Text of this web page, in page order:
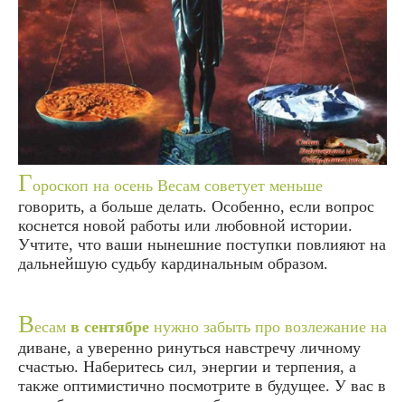
Гороскоп на осень Весам советует меньше
говорить, а больше делать. Особенно, если вопрос
коснется новой работы или любовной истории.
Учтите, что ваши нынешние поступки повлияют на
дальнейшую судьбу кардинальным образом.
Весам в сентябре нужно забыть про возлежание на
диване, а уверенно ринуться навстречу личному
счастью. Наберитесь сил, энергии и терпения, а
также оптимистично посмотрите в будущее. У вас в